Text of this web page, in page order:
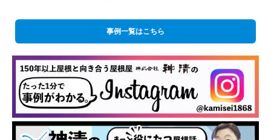
事例一覧はこちら